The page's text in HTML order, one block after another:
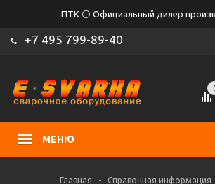
ПТК ⚪ Официальный дилер
+7 495 799-89-40
МЕНЮ
Главная - Справочная информация